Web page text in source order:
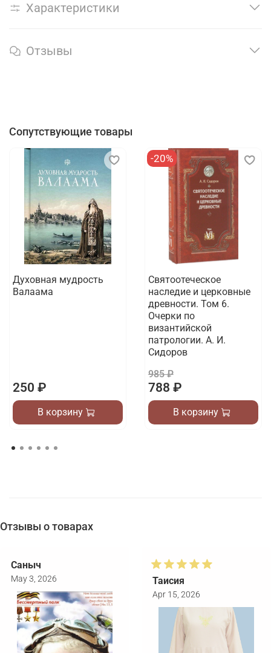
Характеристики
Отзывы
Сопутствующие товары
Духовная мудрость
Валаама
250 ₽
В корзину
-20%
Святоотеческое
наследие и церковные
древности. Том 6.
Очерки по
византийской
патрологии. А. И.
Сидоров
985 ₽
788 ₽
В корзину
Отзывы о товарах
Саныч
May 3, 2026 Таисия
Apr 15, 2026